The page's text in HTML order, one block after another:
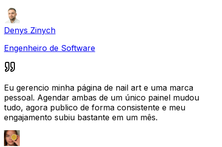
Denys Zinych
Engenheiro de Software
Eu gerencio minha página de nail art e uma marca
pessoal. Agendar ambas de um único painel mudou
tudo, agora publico de forma consistente e meu
engajamento subiu bastante em um mês.